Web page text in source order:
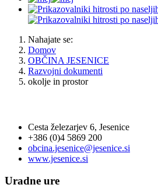
Nahajate se:
Domov
OBČINA JESENICE
Razvojni dokumenti
okolje in prostor
Cesta železarjev 6, Jesenice
+386 (0)4 5869 200
obcina.jesenice@jesenice.si
www.jesenice.si
Uradne ure